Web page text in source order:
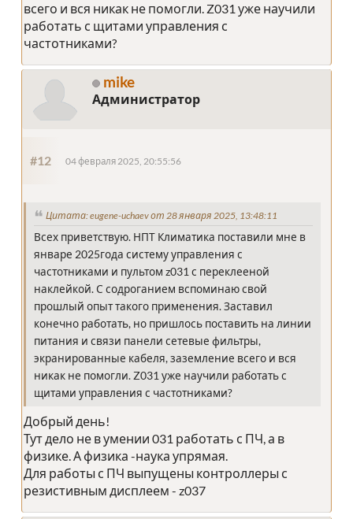
всего и вся никак не помогли. Z031 уже научили
работать с щитами управления с
частотниками?
mike
Администратор
#12 04 февраля 2025, 20:55:56
Цитата: eugene-uchaev от 28 января 2025, 13:48:11
Всех приветствую. НПТ Климатика поставили мне в
январе 2025года систему управления с
частотниками и пультом z031 с переклееной
наклейкой. С содроганием вспоминаю свой
прошлый опыт такого применения. Заставил
конечно работать, но пришлось поставить на линии
питания и связи панели сетевые фильтры,
экранированные кабеля, заземление всего и вся
никак не помогли. Z031 уже научили работать с
щитами управления с частотниками?
Добрый день!
Тут дело не в умении 031 работать с ПЧ, а в
физике. А физика -наука упрямая.
Для работы с ПЧ выпущены контроллеры с
резистивным дисплеем - z037